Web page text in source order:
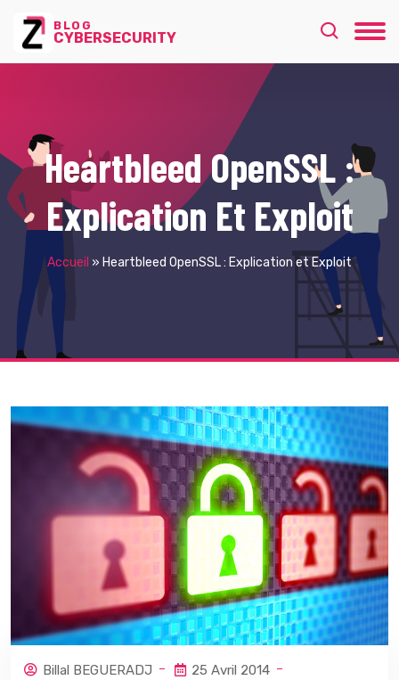
BLOG
CYBERSECURITY
Heartbleed OpenSSL :
Explication Et Exploit
Accueil » Heartbleed OpenSSL : Explication et Exploit
Billal BEGUERADJ 25 Avril 2014